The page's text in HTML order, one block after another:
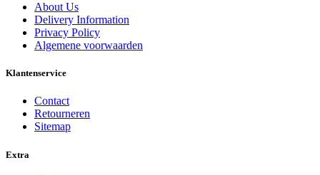
About Us
Delivery Information
Privacy Policy
Algemene voorwaarden
Klantenservice
Contact
Retourneren
Sitemap
Extra